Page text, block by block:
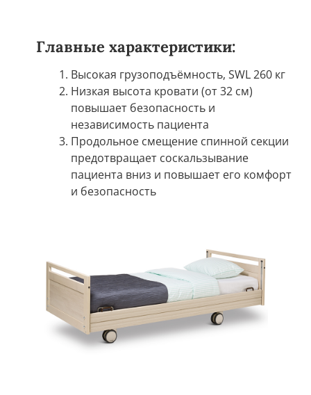
Главные характеристики:
Высокая грузоподъёмность, SWL 260 кг
Низкая высота кровати (от 32 см)
повышает безопасность и
независимость пациента
Продольное смещение спинной секции
предотвращает соскальзывание
пациента вниз и повышает его комфорт
и безопасность